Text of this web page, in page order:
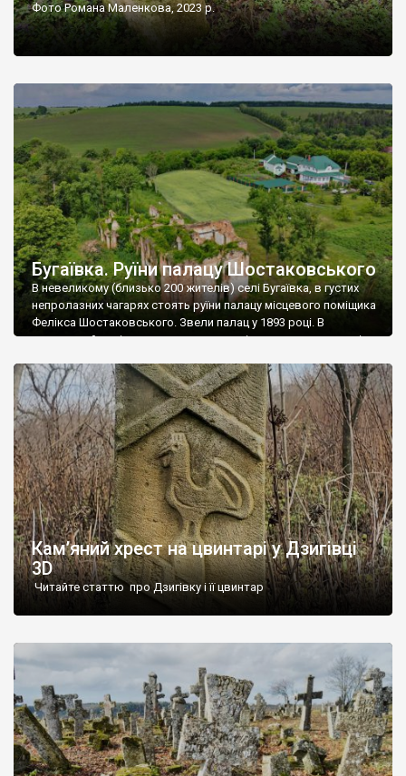
Фото Романа Маленкова, 2023 р.
Бугаївка. Руїни палацу Шостаковського
В невеликому (близько 200 жителів) селі Бугаївка, в густих
непролазних чагарях стоять руїни палацу місцевого поміщика
Фелікса Шостаковського. Звели палац у 1893 році. В
радянський період у ньому спочатку містилася школа, потім
століття тут розмістили туберкульозну лікарню. Коли із
палацу виїхала лікарня – ми точно не […]
Кам’яний хрест на цвинтарі у Дзигівці
3D
Читайте статтю про Дзигівку і її цвинтар